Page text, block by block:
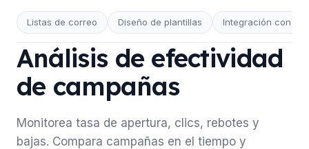
Listas de correo Diseño de plantillas Integración con
EMAIL MARKETING
Análisis de efectividad
de campañas
Monitorea tasa de apertura, clics, rebotes y
bajas. Compara campañas en el tiempo y